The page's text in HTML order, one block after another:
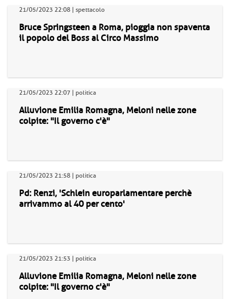
21/05/2023 22:08 | spettacolo
Bruce Springsteen a Roma, pioggia non spaventa
il popolo del Boss al Circo Massimo
21/05/2023 22:07 | politica
Alluvione Emilia Romagna, Meloni nelle zone
colpite: "Il governo c'è"
21/05/2023 21:58 | politica
Pd: Renzi, 'Schlein europarlamentare perchè
arrivammo al 40 per cento'
21/05/2023 21:53 | politica
Alluvione Emilia Romagna, Meloni nelle zone
colpite: "Il governo c'è"